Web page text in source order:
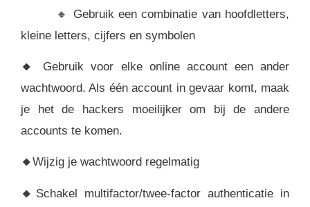
🔸 Gebruik een combinatie van hoofdletters,
kleine letters, cijfers en symbolen
🔸
Gebruik voor elke online account een ander
wachtwoord. Als één account in gevaar komt, maak
je het de hackers moeilijker om bij de andere
accounts te komen.
🔸Wijzig je wachtwoord regelmatig
🔸 Schakel multifactor/twee-factor authenticatie in